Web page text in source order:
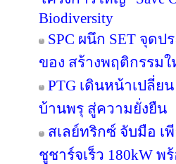
Biodiversity
SPC ผนึก SET จุด
ของ สร้างพฤติกรรม
PTG เดินหน้าเปลี่ย
บ้านพรุ สู่ความยั่งยืน
สเลย์ทริกซ์ จับมือ เ
ชูชาร์จเร็ว 180kW พ